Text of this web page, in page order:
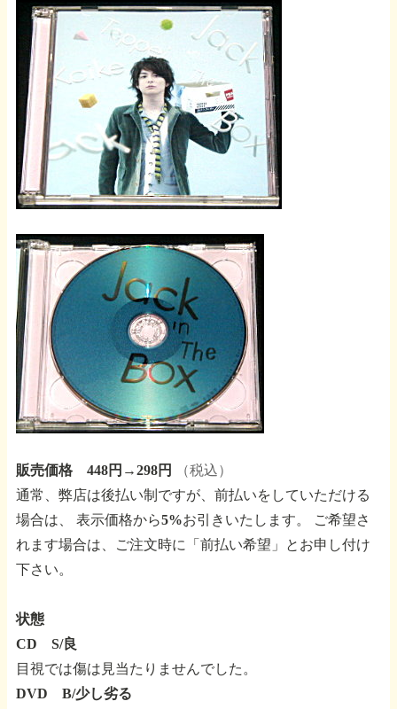
販売価格 448円→298円
（税込）
通常、弊店は後払い制ですが、前払いをしていただける
場合は、
表示価格から5%お引きいたします。
ご希望さ
れます場合は、ご注文時に「前払い希望」とお申し付け
下さい。
状態
CD S/良
目視では傷は見当たりませんでした。
DVD B/少し劣る